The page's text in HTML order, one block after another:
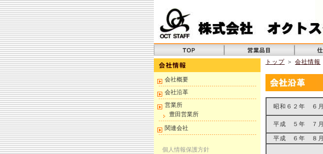
会社概要
会社沿革
営業所
豊田営業所
関連会社
個人情報保護方針
トップ ＞ 会社情報
昭和６２年 ６月
平成 ５年 ７月
平成 ６年 ８月